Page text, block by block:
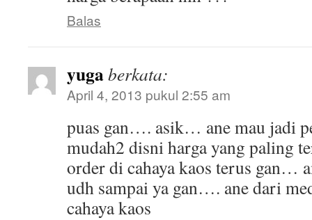
Balas
yugaberkata:
April 4, 2013 pukul 2:55 am
puas gan…. asik… ane mau jadi
mudah2 disni harga yang paling
order di cahaya kaos terus gan…
udh sampai ya gan…. ane dari
cahaya kaos